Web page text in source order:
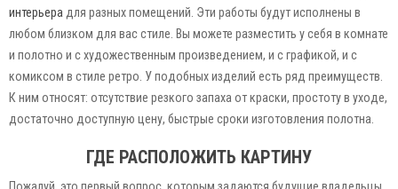
интерьера для разных помещений. Эти работы будут исполнены в
любом близком для вас стиле. Вы можете разместить у себя в комнате
и полотно и с художественным произведением, и с графикой, и с
комиксом в стиле ретро. У подобных изделий есть ряд преимуществ.
К ним относят: отсутствие резкого запаха от краски, простоту в уходе,
достаточно доступную цену, быстрые сроки изготовления полотна.
ГДЕ РАСПОЛОЖИТЬ КАРТИНУ